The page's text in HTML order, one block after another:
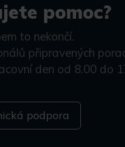
pomoc?
to nekončí.
připravených
den od 8.00 do
podpora